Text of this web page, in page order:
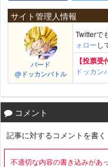
サイト管理人情報
バード
@ドッカンバトル
Twitterで
ォローし
【投票受
ドッカン
コメント
記事に対するコメントを書く
不適切な内容の書き込みがあ